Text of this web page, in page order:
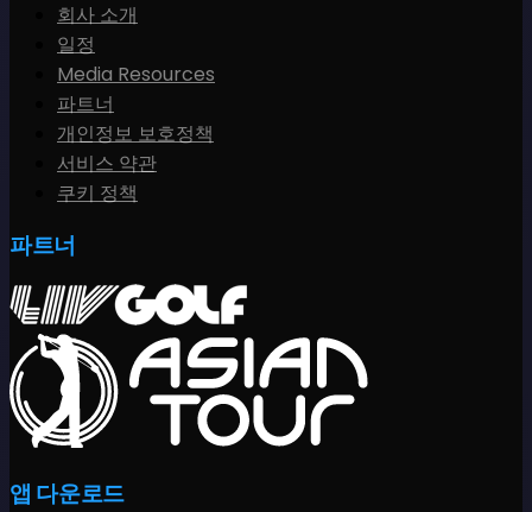
회사 소개
일정
Media Resources
파트너
개인정보 보호정책
서비스 약관
쿠키 정책
파트너
앱 다운로드